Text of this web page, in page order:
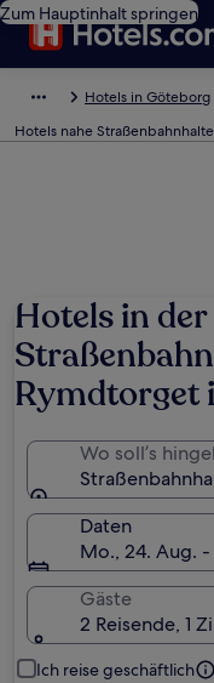
Zum Hauptinhalt springen
Hotels in Göteborg
Hotels nahe
Hotels in
Rymdtorget
Wo soll’s
Daten
Mo., 24. Aug.
Gäste
2 Reisende, 1
Ich reise geschäftlich